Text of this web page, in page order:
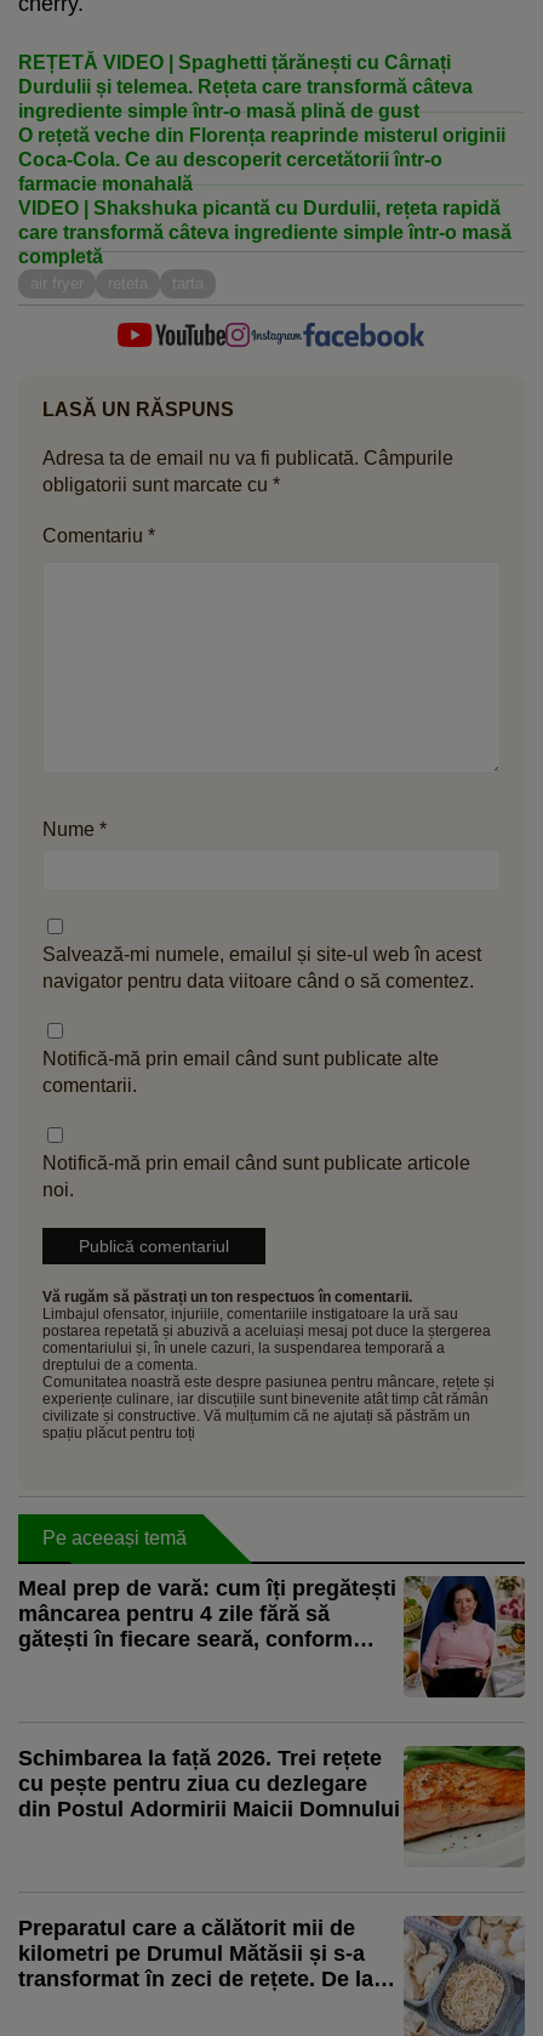
REȚETĂ VIDEO | Spaghetti țărănești cu Cârnați
Durdulii și telemea. Rețeta care transformă câteva
ingrediente simple într-o masă plină de gust
O rețetă veche din Florența reaprinde misterul originii
Coca-Cola. Ce au descoperit cercetătorii într-o
farmacie monahală
VIDEO | Shakshuka picantă cu Durdulii, rețeta rapidă
care transformă câteva ingrediente simple într-o masă
completă
air fryer reteta tarta
LASĂ UN RĂSPUNS
Adresa ta de email nu va fi publicată. Câmpurile
obligatorii sunt marcate cu *
Comentariu *
Nume *
Salvează-mi numele, emailul și site-ul web în acest
navigator pentru data viitoare când o să comentez.
Notifică-mă prin email când sunt publicate alte
comentarii.
Notifică-mă prin email când sunt publicate articole
noi.
Vă rugăm să păstrați un ton respectuos în comentarii.
Limbajul ofensator, injuriile, comentariile instigatoare la ură sau
postarea repetată și abuzivă a aceluiași mesaj pot duce la ștergerea
comentariului și, în unele cazuri, la suspendarea temporară a
dreptului de a comenta.
Comunitatea noastră este despre pasiunea pentru mâncare, rețete și
experiențe culinare, iar discuțiile sunt binevenite atât timp cât rămân
civilizate și constructive. Vă mulțumim că ne ajutați să păstrăm un
spațiu plăcut pentru toți
Pe aceeași temă
Meal prep de vară: cum îți pregătești
mâncarea pentru 4 zile fără să
gătești în fiecare seară, conform
Schimbarea la față 2026. Trei rețete
cu pește pentru ziua cu dezlegare
din Postul Adormirii Maicii Domnului
Preparatul care a călătorit mii de
kilometri pe Drumul Mătăsii și s-a
transformat în zeci de rețete. De la